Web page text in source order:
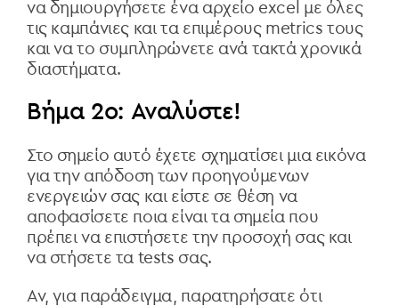
να δημιουργήσετε ένα αρχείο excel με όλες
τις καμπάνιες και τα επιμέρους metrics τους
και να το συμπληρώνετε ανά τακτά χρονικά
διαστήματα.
Βήμα 2ο: Αναλύστε!
Στο σημείο αυτό έχετε σχηματίσει μια εικόνα
για την απόδοση των προηγούμενων
ενεργειών σας και είστε σε θέση να
αποφασίσετε ποια είναι τα σημεία που
πρέπει να επιστήσετε την προσοχή σας και
να στήσετε τα tests σας.
Αν, για παράδειγμα, παρατηρήσατε ότι